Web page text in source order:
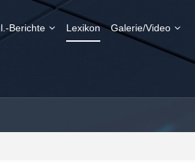
Berichte Lexikon Galerie/Video